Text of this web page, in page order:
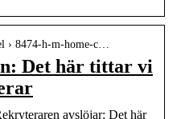
› 8474-h-m-home-c…
Det här tittar vi
avslöjar: Det här